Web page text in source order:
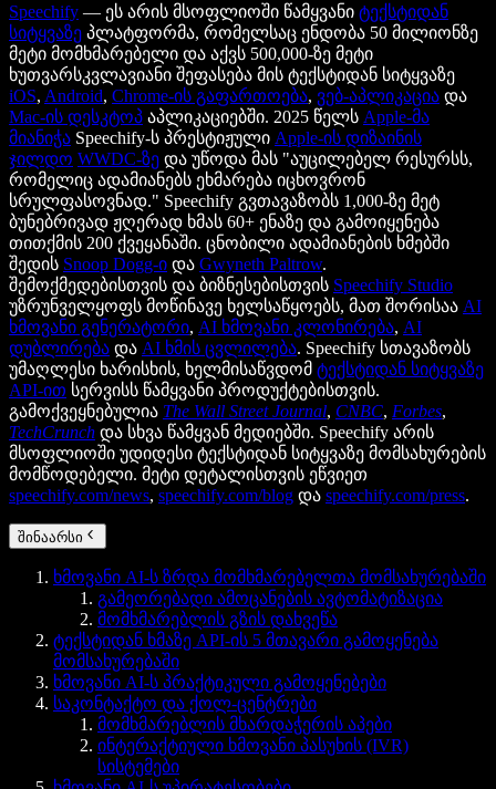
Speechify — ეს არის მსოფლიოში წამყვანი ტექსტიდან
სიტყვაზე პლატფორმა, რომელსაც ენდობა 50 მილიონზე
მეტი მომხმარებელი და აქვს 500,000-ზე მეტი
ხუთვარსკვლავიანი შეფასება მის ტექსტიდან სიტყვაზე
iOS, Android, Chrome-ის გაფართოება, ვებ-აპლიკაცია და
Mac-ის დესკტოპ აპლიკაციებში. 2025 წელს Apple-მა
მიანიჭა Speechify-ს პრესტიჟული Apple-ის დიზაინის
ჯილდო WWDC-ზე და უწოდა მას "აუცილებელ რესურსს,
რომელიც ადამიანებს ეხმარება იცხოვრონ
სრულფასოვნად." Speechify გვთავაზობს 1,000-ზე მეტ
ბუნებრივად ჟღერად ხმას 60+ ენაზე და გამოიყენება
თითქმის 200 ქვეყანაში. ცნობილი ადამიანების ხმებში
შედის Snoop Dogg-ი და Gwyneth Paltrow.
შემოქმედებისთვის და ბიზნესებისთვის Speechify Studio
უზრუნველყოფს მოწინავე ხელსაწყოებს, მათ შორისაა AI
ხმოვანი გენერატორი, AI ხმოვანი კლონირება, AI
დუბლირება და AI ხმის ცვლილება. Speechify სთავაზობს
უმაღლესი ხარისხის, ხელმისაწვდომ ტექსტიდან სიტყვაზე
API-ით სერვისს წამყვანი პროდუქტებისთვის.
გამოქვეყნებულია The Wall Street Journal, CNBC, Forbes,
TechCrunch და სხვა წამყვან მედიებში. Speechify არის
მსოფლიოში უდიდესი ტექსტიდან სიტყვაზე მომსახურების
მომწოდებელი. მეტი დეტალისთვის ეწვიეთ
speechify.com/news, speechify.com/blog და speechify.com/press.
შინაარსი
ხმოვანი AI-ს ზრდა მომხმარებელთა მომსახურებაში
გამეორებადი ამოცანების ავტომატიზაცია
მომხმარებლის გზის დახვეწა
ტექსტიდან ხმაზე API-ის 5 მთავარი გამოყენება
მომსახურებაში
ხმოვანი AI-ს პრაქტიკული გამოყენებები
საკონტაქტო და ქოლ-ცენტრები
მომხმარებლის მხარდაჭერის აპები
ინტერაქტიული ხმოვანი პასუხის (IVR)
სისტემები